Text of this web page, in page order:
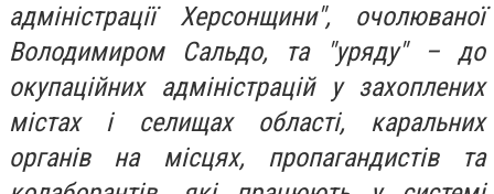
адміністрації Херсонщини", очолюваної
Володимиром Сальдо, та "уряду" – до
окупаційних адміністрацій у захоплених
містах і селищах області, каральних
органів на місцях, пропагандистів та